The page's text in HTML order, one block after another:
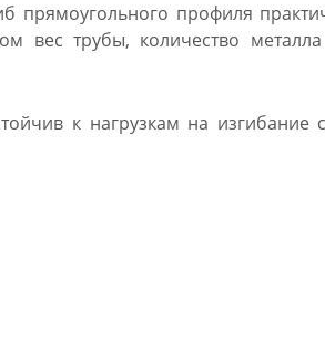
прямоугольного профиля
вес трубы, количество
к нагрузкам на